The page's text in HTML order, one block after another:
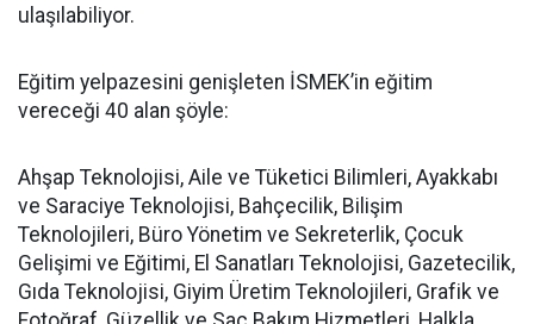
ulaşılabiliyor.
Eğitim yelpazesini genişleten İSMEK’in eğitim
vereceği 40 alan şöyle:
Ahşap Teknolojisi, Aile ve Tüketici Bilimleri, Ayakkabı
ve Saraciye Teknolojisi, Bahçecilik, Bilişim
Teknolojileri, Büro Yönetim ve Sekreterlik, Çocuk
Gelişimi ve Eğitimi, El Sanatları Teknolojisi, Gazetecilik,
Gıda Teknolojisi, Giyim Üretim Teknolojileri, Grafik ve